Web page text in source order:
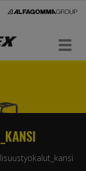
Navigaatio